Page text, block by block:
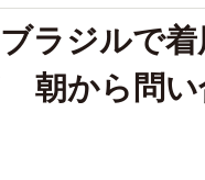
ラジルで
朝から問